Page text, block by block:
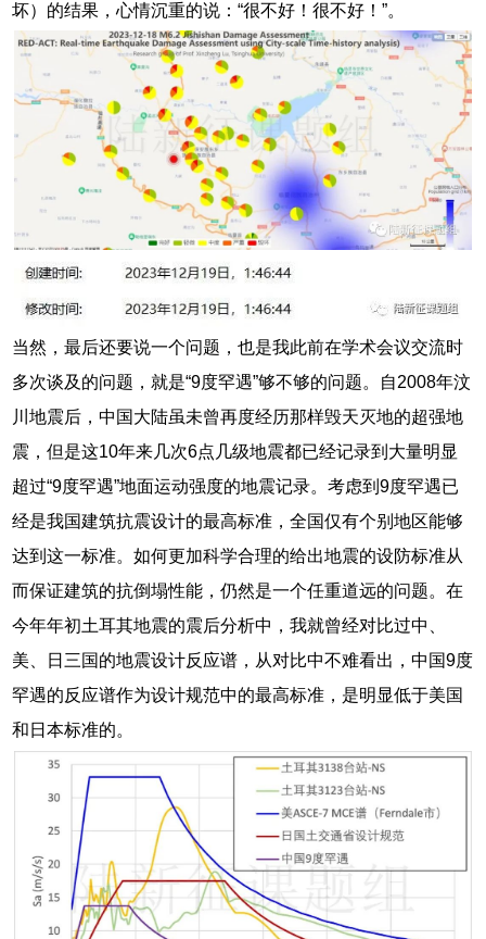
坏）的结果，心情沉重的说：“很不好！很不好！”。
当然，最后还要说一个问题，也是我此前在学术会议交流时
多次谈及的问题，就是“9度罕遇”够不够的问题。自2008年汶
川地震后，中国大陆虽未曾再度经历那样毁天灭地的超强地
震，但是这10年来几次6点几级地震都已经记录到大量明显
超过“9度罕遇”地面运动强度的地震记录。考虑到9度罕遇已
经是我国建筑抗震设计的最高标准，全国仅有个别地区能够
达到这一标准。如何更加科学合理的给出地震的设防标准从
而保证建筑的抗倒塌性能，仍然是一个任重道远的问题。在
今年年初土耳其地震的震后分析中，我就曾经对比过中、
美、日三国的地震设计反应谱，从对比中不难看出，中国9度
罕遇的反应谱作为设计规范中的最高标准，是明显低于美国
和日本标准的。